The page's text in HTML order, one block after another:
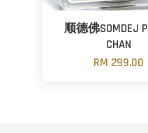
顺德佛SOMDEJ
CHAN
RM 299.00